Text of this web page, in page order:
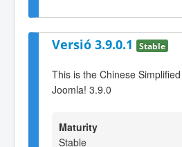
Versió 3.9.0.1 Stable
This is the Chinese
Joomla! 3.9.0
Maturity
Stable